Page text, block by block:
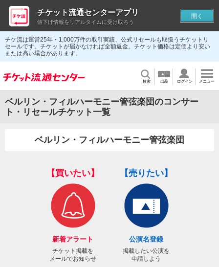
チケ流は運営25年・1,000万件の取引実績、公式リセールも取扱うチケットリ
セールです。チケットが届かなければ全額返金。チケット価格は定価より安い
または高い場合があります。
検索 出品 ログイン メニュー
ベルリン・フィルハーモニー管弦楽団のコンサー
ト・リセールチケット一覧
ベルリン・フィルハーモニー管弦楽団
【買いたい】
新着アラート
チケット掲載を
メールでお知らせ
【売りたい】
公演名登録
掲載したい公演を
申請しよう
チケット流通センターアプリ
値下げ情報をリアルタイムに受け取ろう
開く